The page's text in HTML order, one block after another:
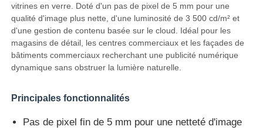
À propos de nous
Visite d'usine
Contrôle de qualité
vitrines en verre. Doté d'un pas de pixel de 5 mm pour une
qualité d'image plus nette, d'une luminosité de 3 500 cd/m² et
d'une gestion de contenu basée sur le cloud. Idéal pour les
magasins de détail, les centres commerciaux et les façades de
bâtiments commerciaux recherchant une publicité numérique
dynamique sans obstruer la lumière naturelle.
Principales fonctionnalités
Pas de pixel fin de 5 mm pour une netteté d'image